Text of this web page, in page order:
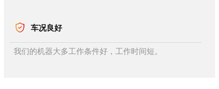
车况良好
我们的机器大多工作条件好，工作时间短。